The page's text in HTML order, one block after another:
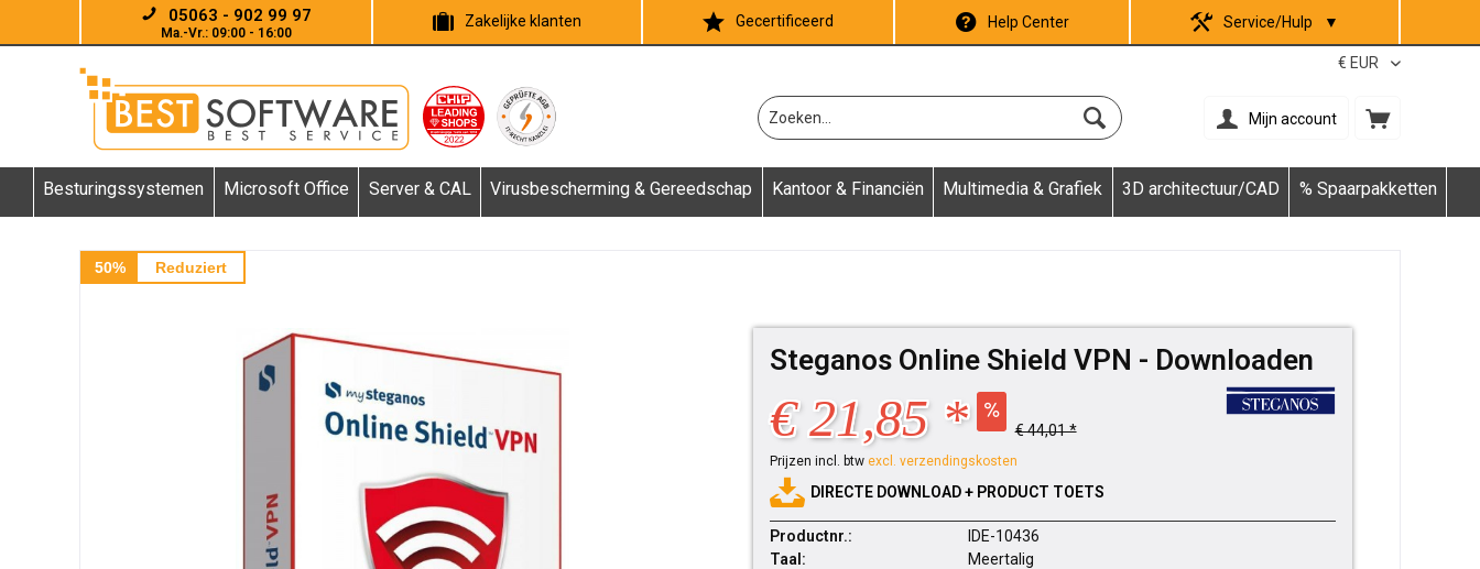
05063 - 902 99 97
Ma.-Vr.: 09:00 - 16:00
Zakelijke klanten Gecertificeerd Help Center Service/Hulp ▼
Mijn account
Besturingssystemen Microsoft Office Server & CAL Virusbescherming & Gereedschap Kantoor & Financiën Multimedia & Grafiek 3D architectuur/CAD % Spaarpakketten
50% Reduziert
Steganos Online Shield VPN - Downloaden
€ 21,85 * € 44,01 *
Prijzen incl. btw excl. verzendingskosten
DIRECTE DOWNLOAD + PRODUCT TOETS
Productnr.:
IDE-10436
Taal:
Meertalig